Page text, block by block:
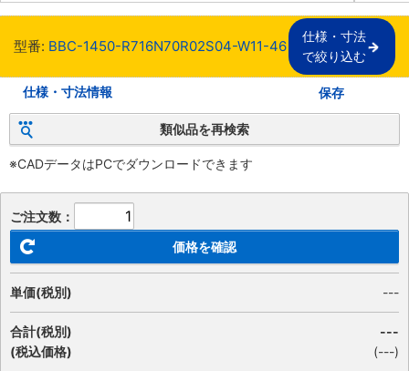
型番: BBC-1450-R716N70R02S04-W11-46
仕様・寸法
で絞り込む
仕様・寸法情報 保存
類似品を再検索
※CADデータはPCでダウンロードできます
ご注文数：
価格を確認
単価(税別) ---
合計(税別)
(税込価格)
---
(---)